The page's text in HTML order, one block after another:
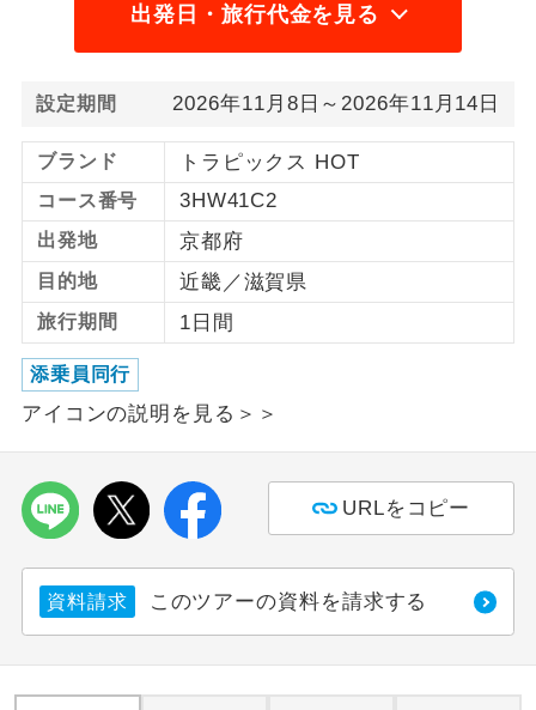
出発日・旅行代金を見る
設定期間 2026年11月8日～2026年11月14日
ブランド トラピックス HOT
コース番号 3HW41C2
出発地 京都府
目的地 近畿／滋賀県
旅行期間 1日間
添乗員同行
アイコンの説明を見る＞＞
URLをコピー
資料請求 このツアーの資料を請求する
加限定
金
コースです。
ご夫婦限定
ご夫婦限定でご参加いただけるコースで
す。
女性限定
女性限定でご参加いただけるコースで
す。
年齢制限あり
利用航空会社が指定なので、ご出発の計
画にとても便利です。
ホテル指定
ご紹介するホテルを指定したコースで
す。
おひとり様バ
ス2席利用
す。